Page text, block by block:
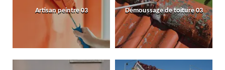
Artisan peintre 03 Démoussage de toiture 03